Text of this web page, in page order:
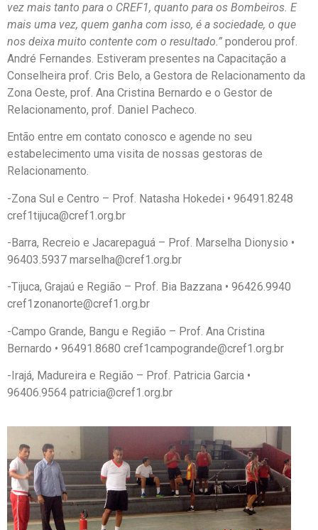
vez mais tanto para o CREF1, quanto para os Bombeiros. E
mais uma vez, quem ganha com isso, é a sociedade, o que
nos deixa muito contente com o resultado.” ponderou prof.
André Fernandes. Estiveram presentes na Capacitação a
Conselheira prof. Cris Belo, a Gestora de Relacionamento da
Zona Oeste, prof. Ana Cristina Bernardo e o Gestor de
Relacionamento, prof. Daniel Pacheco.
Então entre em contato conosco e agende no seu
estabelecimento uma visita de nossas gestoras de
Relacionamento.
-Zona Sul e Centro – Prof. Natasha Hokedei • 96491.8248
cref1tijuca@cref1.org.br
-Barra, Recreio e Jacarepaguá – Prof. Marselha Dionysio •
96403.5937 marselha@cref1.org.br
-Tijuca, Grajaú e Região – Prof. Bia Bazzana • 96426.9940
cref1zonanorte@cref1.org.br
-Campo Grande, Bangu e Região – Prof. Ana Cristina
Bernardo • 96491.8680 cref1campogrande@cref1.org.br
-Irajá, Madureira e Região – Prof. Patricia Garcia •
96406.9564 patricia@cref1.org.br